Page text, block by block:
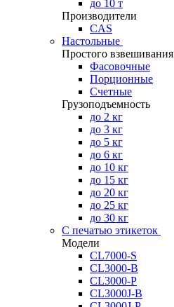
до 10 т
Производители
CAS
Настольные
Простого взвешивания
Фасовочные
Порционные
Счетные
Грузоподъемность
до 2 кг
до 3 кг
до 5 кг
до 6 кг
до 10 кг
до 15 кг
до 20 кг
до 25 кг
до 30 кг
С печатью этикеток
Модели
CL7000-S
CL3000-B
CL3000-P
CL3000J-B